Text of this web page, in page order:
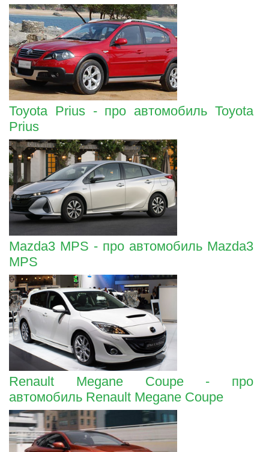
Toyota Prius - про автомобиль Toyota
Prius
Mazda3 MPS - про автомобиль Mazda3
MPS
Renault Megane Coupe - про
автомобиль Renault Megane Coupe